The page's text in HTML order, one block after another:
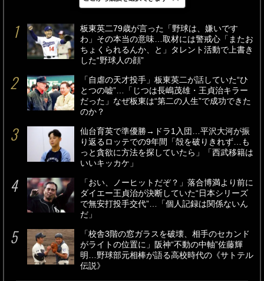
最新 24時間 週間
板東英二79歳が言った「野球は、嫌いです
わ」その本当の意味…取材には警戒心「またお
ちょくられるんか、と」タレント活動で上書き
した“野球人の顔”
「自虐の天才投手」板東英二が話していた“ひ
とつの嘘”…「じつは長嶋茂雄・王貞治キラー
だった」なぜ板東は“第二の人生”で成功できた
のか？
仙台育英で準優勝→ドラ1入団…平沢大河が振
り返るロッテでの9年間「殻を破りきれず…も
っと貪欲に方法を探していたら」「西武移籍は
いいキッカケ」
「おい、ノーヒットだぞ？」落合博満より前に
ダイエー王貞治が決断していた“日本シリーズ
で無安打投手交代”…「個人記録は関係ないん
だ」
「校舎3階の窓ガラスを破壊、相手のセカンド
がライトの位置に」阪神“不動の中軸”佐藤輝
明…野球部元相棒が語る高校時代の《サトテル
伝説》